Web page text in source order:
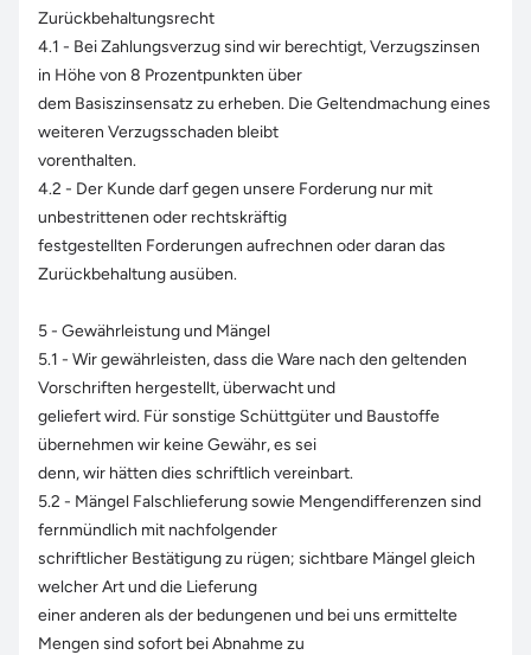
Zurückbehaltungsrecht
4.1 - Bei Zahlungsverzug sind wir berechtigt, Verzugszinsen
in Höhe von 8 Prozentpunkten über
dem Basiszinsensatz zu erheben. Die Geltendmachung eines
weiteren Verzugsschaden bleibt
vorenthalten.
4.2 - Der Kunde darf gegen unsere Forderung nur mit
unbestrittenen oder rechtskräftig
festgestellten Forderungen aufrechnen oder daran das
Zurückbehaltung ausüben.
5 - Gewährleistung und Mängel
5.1 - Wir gewährleisten, dass die Ware nach den geltenden
Vorschriften hergestellt, überwacht und
geliefert wird. Für sonstige Schüttgüter und Baustoffe
übernehmen wir keine Gewähr, es sei
denn, wir hätten dies schriftlich vereinbart.
5.2 - Mängel Falschlieferung sowie Mengendifferenzen sind
fernmündlich mit nachfolgender
schriftlicher Bestätigung zu rügen; sichtbare Mängel gleich
welcher Art und die Lieferung
einer anderen als der bedungenen und bei uns ermittelte
Mengen sind sofort bei Abnahme zu